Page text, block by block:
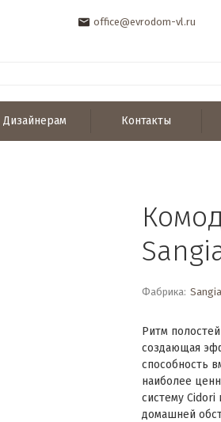
office@evrodom-vl.ru
Дизайнерам Контакты
Фабрика:
Ритм
создающая
способность
наиболее
систему
домашней